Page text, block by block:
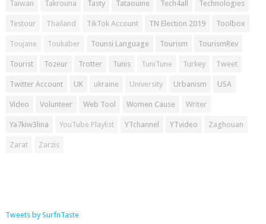
Taiwan Takrouna Tasty Tataouine Tech4all Technologies
Testour Thailand TikTok Account TN Election 2019 Toolbox
Toujane Toukaber Tounsi Language Tourism TourismRev
Tourist Tozeur Trotter Tunis TuniTune Turkey Tweet
Twitter Account UK ukraine University Urbanism USA
Video Volunteer Web Tool Women Cause Writer
Ya7kiw3lina YouTube Playlist YTchannel YTvideo Zaghouan
Zarat Zarzis
Tweets by SurfnTaste